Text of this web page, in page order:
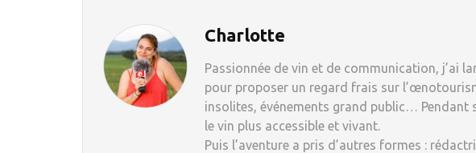
Charlotte
Passionnée de vin et de communication, j’ai
pour proposer un regard frais sur
insolites, événements grand public… Pendant
le vin plus accessible et vivant.
Puis l’aventure a pris d’autres formes :